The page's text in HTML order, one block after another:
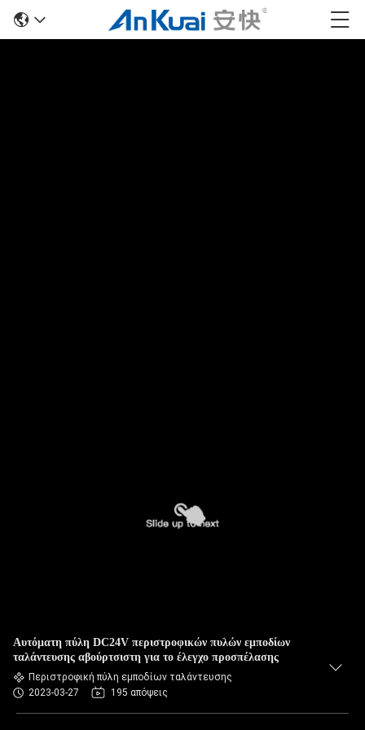
Αυτόματη πύλη DC24V περιστροφικών πυλών εμποδίων
ταλάντευσης αβούρτσιστη για το έλεγχο προσπέλασης
Περιστροφική πύλη εμποδίων ταλάντευσης
2023-03-27
195 απόψεις